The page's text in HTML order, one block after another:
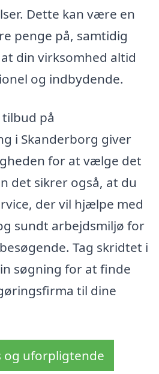
Dette kan være en
penge på, samtidig
din virksomhed altid
og indbydende.
på
i Skanderborg giver
for at vælge det
det sikrer også, at du
der vil hjælpe med
sundt arbejdsmiljø for
Tag skridtet i
søgning for at finde
til dine
og uforpligtende